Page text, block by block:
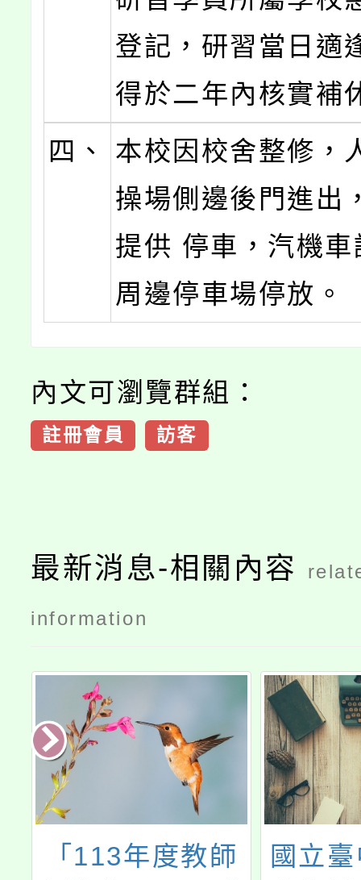
登記，研習當日適
得於二年內核實補
四、
本校因校舍整修，
操場側邊後門進出
提供 停車，汽機
周邊停車場停放。
內文可瀏覽群組：
註冊會員 訪客
最新消息-相關內容
information
「113年度教師
國立